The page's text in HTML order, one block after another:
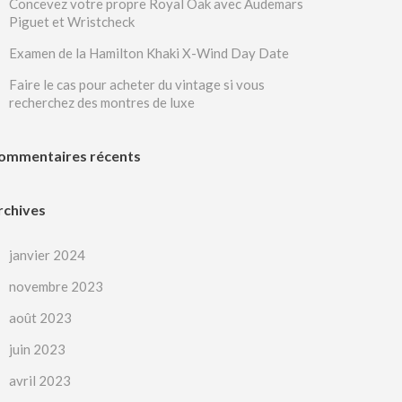
Concevez votre propre Royal Oak avec Audemars
Piguet et Wristcheck
Examen de la Hamilton Khaki X-Wind Day Date
Faire le cas pour acheter du vintage si vous
recherchez des montres de luxe
récents
janvier 2024
novembre 2023
août 2023
juin 2023
avril 2023